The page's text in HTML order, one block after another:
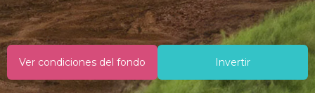
Ver condiciones del fondo Invertir